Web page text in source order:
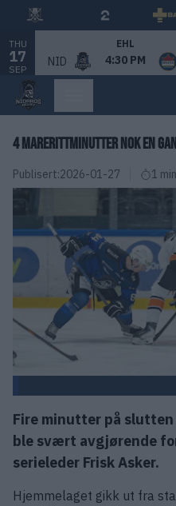
THU
17
SEP
EHL
NID 4:30 PM
4 MARERITTMINUTTER NOK EN
Publisert:2026-01-27 1
Fire minutter på
ble svært avgjørende
serieleder Frisk Asker.
Hjemmelaget gikk ut fra